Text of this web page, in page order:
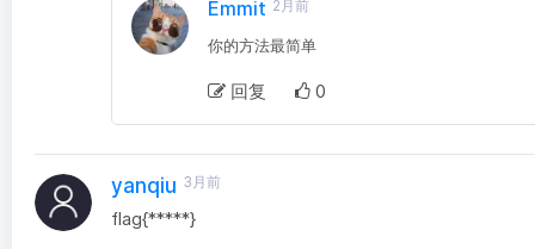
Emmit 2月前
你的方法最简单
回复 0
yanqiu 3月前
flag{*****}